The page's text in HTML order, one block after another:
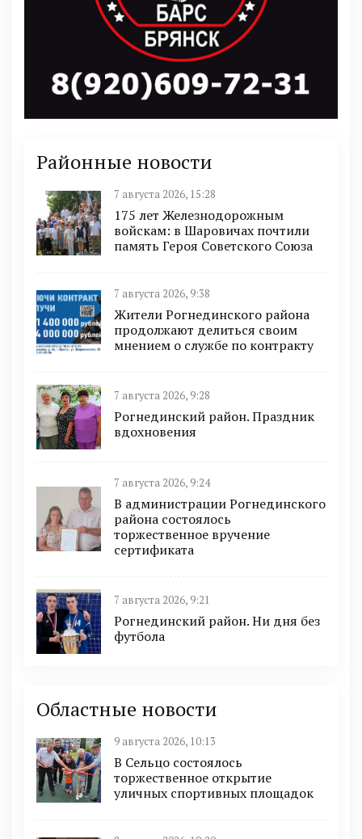
Районные новости
7 августа 2026, 15:28
175 лет Железнодорожным
войскам: в Шаровичах почтили
память Героя Советского Союза
7 августа 2026, 9:38
Жители Рогнединского района
продолжают делиться своим
мнением о службе по контракту
7 августа 2026, 9:28
Рогнединский район. Праздник
вдохновения
7 августа 2026, 9:24
В администрации Рогнединского
района состоялось
торжественное вручение
сертификата
7 августа 2026, 9:21
Рогнединский район. Ни дня без
футбола
Областные новости
9 августа 2026, 10:13
В Сельцо состоялось
торжественное открытие
уличных спортивных площадок